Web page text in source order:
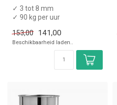
✓ 3 tot 8 mm
✓ 90 kg per uur
✓ 230 Volt
153,00 141,00
Beschikbaarheid laden..